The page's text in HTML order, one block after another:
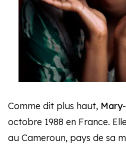
Comme dit plus haut,
octobre 1988 en France.
au Cameroun, pays de sa